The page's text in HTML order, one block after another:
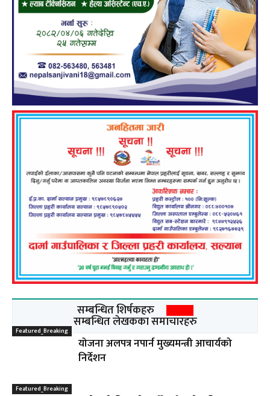
सम्बन्धित शिर्षकहरु
सम्बन्धित लेखकका समाचारहरु
Featured_Breaking
योजना अलपत्र नपार्न मुख्यमन्त्री आचार्यको
निर्देशन
Featured_Breaking